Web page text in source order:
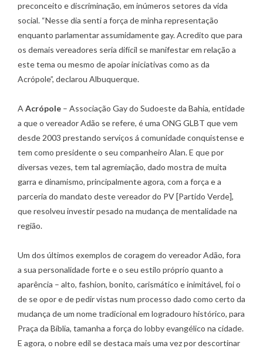
preconceito e discriminação, em inúmeros setores da vida
social. “Nesse dia senti a força de minha representação
enquanto parlamentar assumidamente gay. Acredito que para
os demais vereadores seria difícil se manifestar em relação a
este tema ou mesmo de apoiar iniciativas como as da
Acrópole”, declarou Albuquerque.
A Acrópole – Associação Gay do Sudoeste da Bahia, entidade
a que o vereador Adão se refere, é uma ONG GLBT que vem
desde 2003 prestando serviços á comunidade conquistense e
tem como presidente o seu companheiro Alan. E que por
diversas vezes, tem tal agremiação, dado mostra de muita
garra e dinamismo, principalmente agora, com a força e a
parceria do mandato deste vereador do PV [Partido Verde],
que resolveu investir pesado na mudança de mentalidade na
região.
Um dos últimos exemplos de coragem do vereador Adão, fora
a sua personalidade forte e o seu estilo próprio quanto a
aparência – alto, fashion, bonito, carismático e inimitável, foi o
de se opor e de pedir vistas num processo dado como certo da
mudança de um nome tradicional em logradouro histórico, para
Praça da Bíblia, tamanha a força do lobby evangélico na cidade.
E agora, o nobre edil se destaca mais uma vez por descortinar